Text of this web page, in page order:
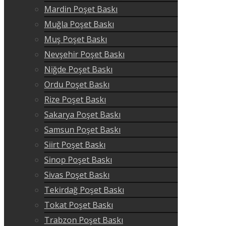
Mardin Poşet Baskı
Muğla Poşet Baskı
Muş Poşet Baskı
Nevşehir Poşet Baskı
Niğde Poşet Baskı
Ordu Poşet Baskı
Rize Poşet Baskı
Sakarya Poşet Baskı
Samsun Poşet Baskı
Siirt Poşet Baskı
Sinop Poşet Baskı
Sivas Poşet Baskı
Tekirdağ Poşet Baskı
Tokat Poşet Baskı
Trabzon Poşet Baskı